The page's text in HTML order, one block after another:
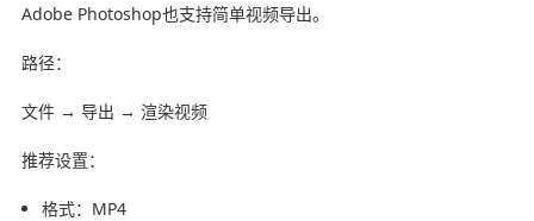
Adobe Photoshop也支持简单视频导出。
路径：
文件 → 导出 → 渲染视频
推荐设置：
格式：MP4